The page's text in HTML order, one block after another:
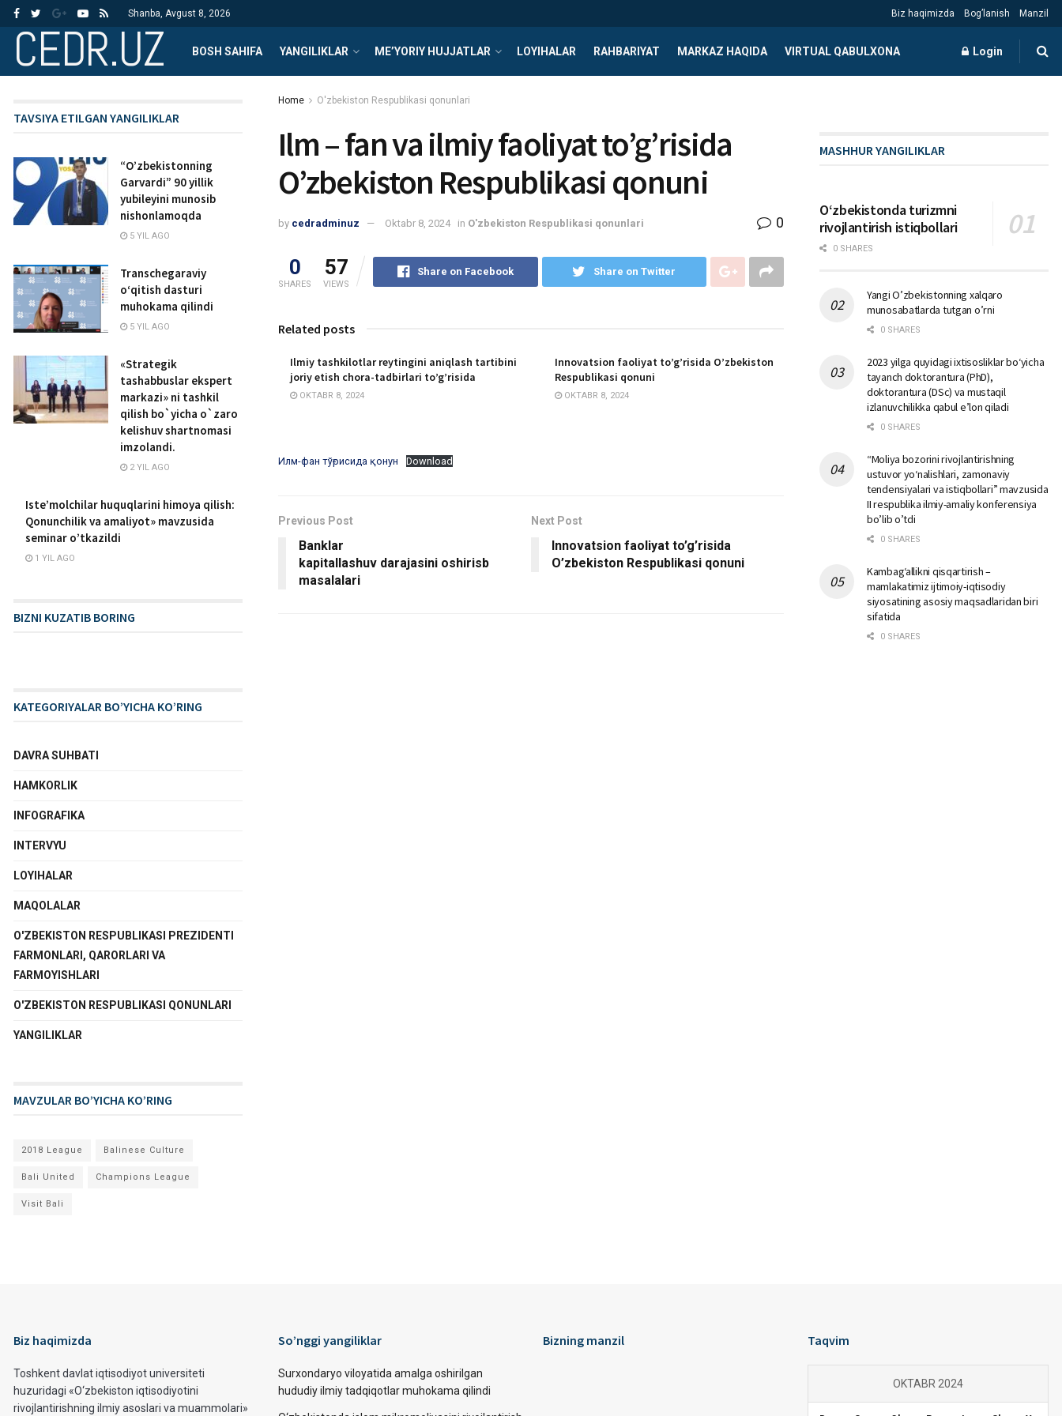
Shanba, Avgust 8, 2026 Biz haqimizda Bog’lanish Manzil
CEDR.UZ BOSH SAHIFA YANGILIKLAR ME’YORIY HUJJATLAR LOYIHALAR RAHBARIYAT MARKAZ HAQIDA VIRTUAL QABULXONA Login
Home O'zbekiston Respublikasi qonunlari
Ilm – fan va ilmiy faoliyat to’g’risida
O’zbekiston Respublikasi qonuni
by cedradminuz Oktabr 8, 2024 in O'zbekiston Respublikasi qonunlari 0
0
SHARES
57
VIEWS
Share on Facebook Share on Twitter
Related posts
Ilmiy tashkilotlar reytingini aniqlash tartibini
joriy etish chora-tadbirlari to’g’risida
OKTABR 8, 2024
Innovatsion faoliyat to’g’risida O’zbekiston
Respublikasi qonuni
OKTABR 8, 2024
Илм-фан тўғрисида қонун Download
Previous Post
Banklar
kapitallashuv darajasini oshirisb
masalalari
Next Post
Innovatsion faoliyat to’g’risida
O’zbekiston Respublikasi qonuni
TAVSIYA ETILGAN YANGILIKLAR
“O’zbekistonning
Garvardi” 90 yillik
yubileyini munosib
nishonlamoqda
5 YIL AGO
Transchegaraviy
o‘qitish dasturi
muhokama qilindi
5 YIL AGO
«Strategik
tashabbuslar ekspert
markazi» ni tashkil
qilish bo`yicha o`zaro
kelishuv shartnomasi
imzolandi.
2 YIL AGO
Iste’molchilar huquqlarini himoya qilish:
Qonunchilik va amaliyot» mavzusida
seminar o’tkazildi
1 YIL AGO
BIZNI KUZATIB BORING
KATEGORIYALAR BO’YICHA KO’RING
DAVRA SUHBATI
HAMKORLIK
INFOGRAFIKA
INTERVYU
LOYIHALAR
MAQOLALAR
O'ZBEKISTON RESPUBLIKASI PREZIDENTI
FARMONLARI, QARORLARI VA
FARMOYISHLARI
O'ZBEKISTON RESPUBLIKASI QONUNLARI
YANGILIKLAR
MAVZULAR BO’YICHA KO’RING
2018 League Balinese Culture
Bali United Champions League
Visit Bali
MASHHUR YANGILIKLAR
Oʻzbekistonda turizmni
rivojlantirish istiqbollari
0 SHARES
Yangi O’zbekistonning xalqaro
munosabatlarda tutgan o’rni
0 SHARES
2023 yilga quyidagi ixtisosliklar bо‘yicha
tayanch doktorantura (PhD),
doktorantura (DSc) va mustaqil
izlanuvchilikka qabul e’lon qiladi
0 SHARES
“Moliya bozorini rivojlantirishning
ustuvor yo‘nalishlari, zamonaviy
tendensiyalari va istiqbollari” mavzusida
II respublika ilmiy-amaliy konferensiya
bo’lib o’tdi
0 SHARES
Kambag‘allikni qisqartirish –
mamlakatimiz ijtimoiy-iqtisodiy
siyosatining asosiy maqsadlaridan biri
sifatida
0 SHARES
Biz haqimizda
Toshkent davlat iqtisodiyot universiteti
huzuridagi «O‘zbekiston iqtisodiyotini
rivojlantirishning ilmiy asoslari va muammolari»
So’nggi yangiliklar
Surxondaryo viloyatida amalga oshirilgan
hududiy ilmiy tadqiqotlar muhokama qilindi
Bizning manzil Taqvim
OKTABR 2024